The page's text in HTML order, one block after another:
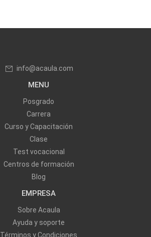
info@acaula.com
MENU
Posgrado
Carrera
Curso y Capacitación
Clase
Test vocacional
Centros de formación
Blog
EMPRESA
Sobre Acaula
Ayuda y soporte
Términos y Condiciones